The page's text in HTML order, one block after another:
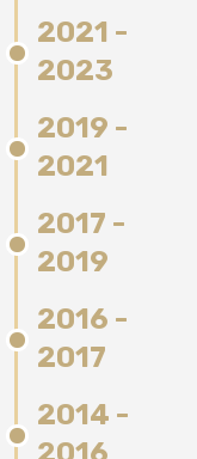
2021 -
2023
2019 -
2021
2017 -
2019
2016 -
2017
2014 -